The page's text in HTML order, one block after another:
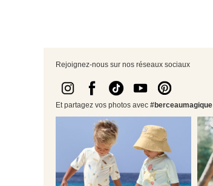
Rejoignez-nous sur nos réseaux sociaux
Et partagez vos photos avec #berceaumagique